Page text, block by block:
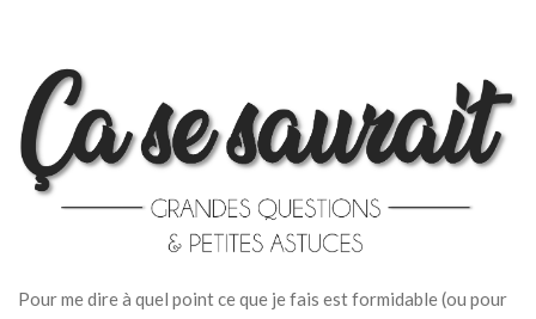
Pour me dire à quel point ce que je fais est formidable (ou pour